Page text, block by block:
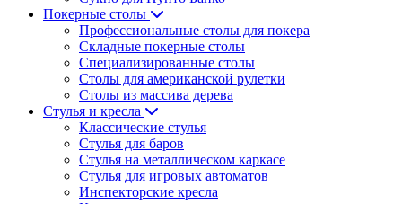
Покерные столы
Профессиональные столы для покера
Складные покерные столы
Специализированные столы
Столы для американской рулетки
Столы из массива дерева
Стулья и кресла
Классические стулья
Стулья для баров
Стулья на металлическом каркасе
Стулья для игровых автоматов
Инспекторские кресла